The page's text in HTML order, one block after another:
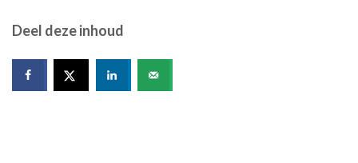
Deel deze inhoud